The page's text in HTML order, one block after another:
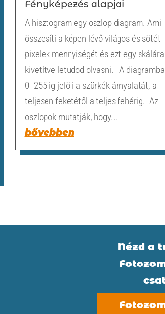
Fényképezés alapjai
A hisztogram egy oszlop diagram. Ami
összesíti a képen lévő világos és sötét
pixelek mennyiségét és ezt egy skálára
kivetítve letudod olvasni. A
0 -255 ig jelöli a szürkék árnyalatát, a
teljesen feketétől a teljes fehérig. Az
oszlopok mutatják, hogy...
bővebben
Nézd a